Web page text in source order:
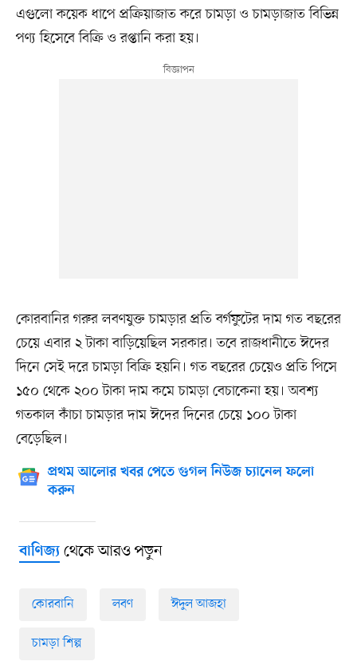
এগুলো কয়েক ধাপে প্রক্রিয়াজাত করে চামড়া ও চামড়াজাত বিভিন্ন
পণ্য হিসেবে বিক্রি ও রপ্তানি করা হয়।
কোরবানির গরুর লবণযুক্ত চামড়ার প্রতি বর্গফুটের দাম গত বছরের
চেয়ে এবার ২ টাকা বাড়িয়েছিল সরকার। তবে রাজধানীতে ঈদের
দিনে সেই দরে চামড়া বিক্রি হয়নি। গত বছরের চেয়েও প্রতি পিসে
১৫০ থেকে ২০০ টাকা দাম কমে চামড়া বেচাকেনা হয়। অবশ্য
গতকাল কাঁচা চামড়ার দাম ঈদের দিনের চেয়ে ১০০ টাকা
বেড়েছিল।
প্রথম আলোর খবর পেতে গুগল নিউজ চ্যানেল ফলো
করুন
বাণিজ্যথেকে আরও পড়ুন
কোরবানি লবণ ঈদুল আজহা
চামড়া শিল্প